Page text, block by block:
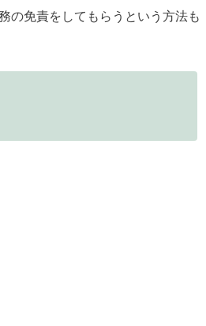
の免責をしてもらうという方法も